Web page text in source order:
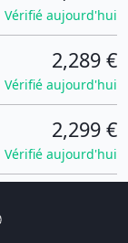
Vérifié aujourd'hui
2,289 €
Vérifié aujourd'hui
2,299 €
Vérifié aujourd'hui